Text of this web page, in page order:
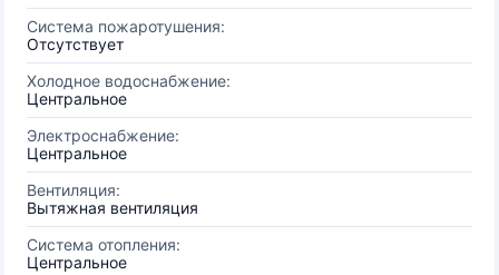
Система пожаротушения:
Отсутствует
Холодное водоснабжение:
Центральное
Электроснабжение:
Центральное
Вентиляция:
Вытяжная вентиляция
Система отопления:
Центральное